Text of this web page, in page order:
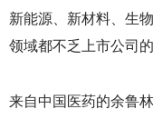
新能源、新材料、生
领域都不乏上市公司的
来自中国医药的余鲁